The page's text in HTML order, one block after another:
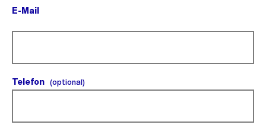
E-Mail
Telefon (optional)(optional).